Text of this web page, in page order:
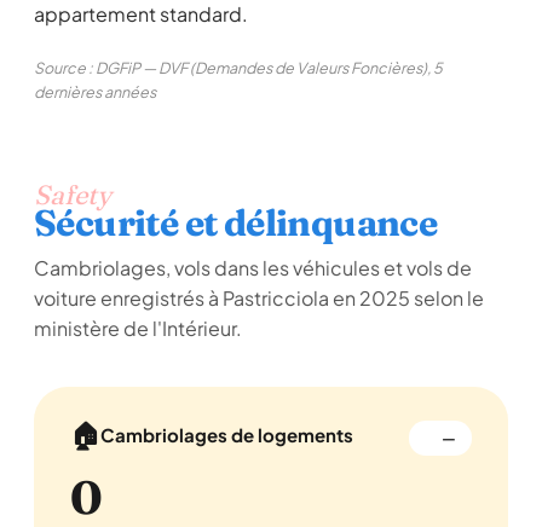
appartement standard.
Source : DGFiP — DVF (Demandes de Valeurs Foncières), 5
dernières années
Safety
Sécurité et délinquance
Cambriolages, vols dans les véhicules et vols de
voiture enregistrés à Pastricciola en 2025 selon le
ministère de l'Intérieur.
🏠Cambriolages de logements —
0